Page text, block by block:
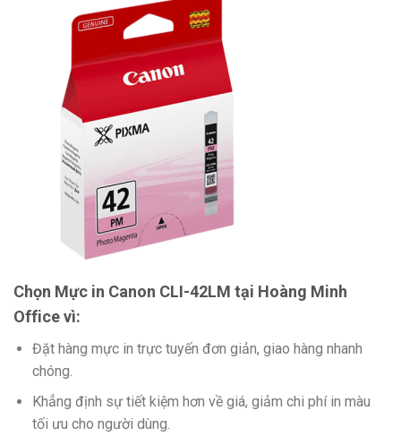
Chọn Mực in Canon CLI-42LM tại Hoàng Minh
Office vì:
Đặt hàng mực in trực tuyến đơn giản, giao hàng nhanh
chóng.
Khẳng định sự tiết kiệm hơn về giá, giảm chi phí in màu
tối ưu cho người dùng.